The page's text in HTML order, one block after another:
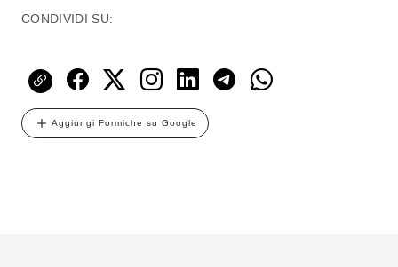
CONDIVIDI SU:
Aggiungi Formiche su Google